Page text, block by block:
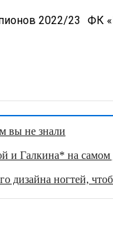
2022/23
ФК
вы не знали
и Галкина* на самом
ногтей,